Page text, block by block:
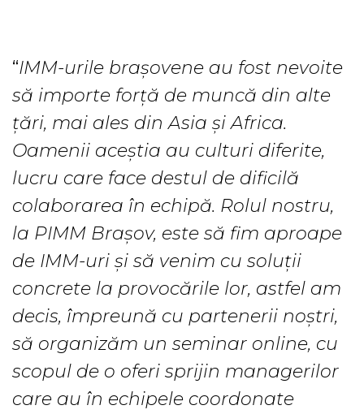
“IMM-urile brașovene au fost nevoite
să importe forță de muncă din alte
țări, mai ales din Asia și Africa.
Oamenii aceștia au culturi diferite,
lucru care face destul de dificilă
colaborarea în echipă. Rolul nostru,
la PIMM Brașov, este să fim aproape
de IMM-uri și să venim cu soluții
concrete la provocările lor, astfel am
decis, împreună cu partenerii noștri,
să organizăm un seminar online, cu
scopul de o oferi sprijin managerilor
care au în echipele coordonate